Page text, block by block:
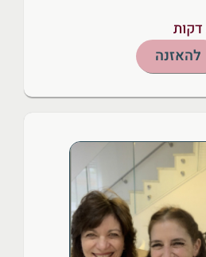
להאזנה